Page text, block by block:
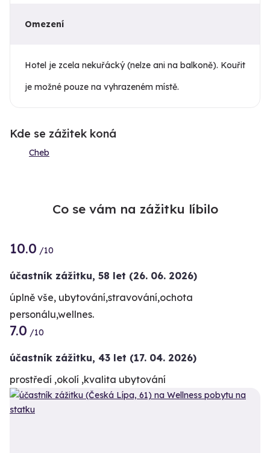
Omezení
Hotel je zcela nekuřácký (nelze ani na balkoně). Kouřit
je možné pouze na vyhrazeném místě.
Kde se zážitek koná
Cheb
Co se vám na zážitku líbilo
10.0 /10
účastník zážitku, 58 let (26. 06. 2026)
úplně vše, ubytování,stravování,ochota
personálu,wellnes.
7.0 /10
účastník zážitku, 43 let (17. 04. 2026)
prostředí ,okolí ,kvalita ubytování